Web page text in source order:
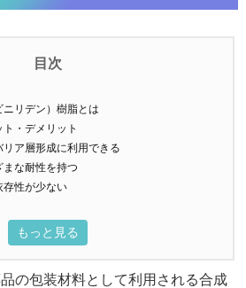
リデン）樹脂とは
・デメリット
ア層形成に利用できる
な耐性を持つ
性が少ない
もっと見る
の包装材料として利用される合成